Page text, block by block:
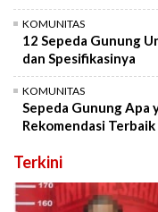
KOMUNITAS
12 Sepeda Gunung
dan Spesifikasinya
KOMUNITAS
Sepeda Gunung Apa
Rekomendasi
Terkini